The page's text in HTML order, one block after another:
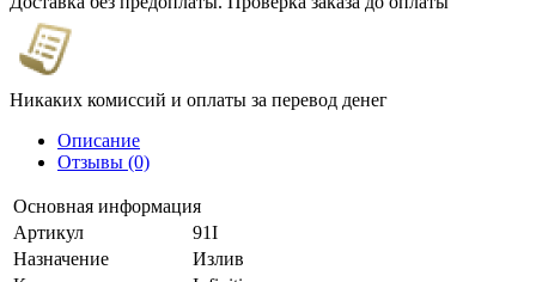
Никаких комиссий и оплаты за перевод денег
Описание
Отзывы (0)
Основная информация
Артикул
91I
Назначение
Излив